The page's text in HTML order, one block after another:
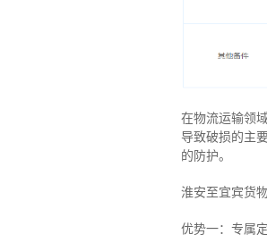
在物流运输领
导致破损的主
的防护。
淮安至宜宾货
优势一：专属